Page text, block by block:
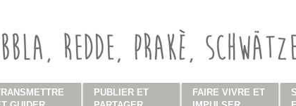
PUBLIER ET
FAIRE VIVRE ET